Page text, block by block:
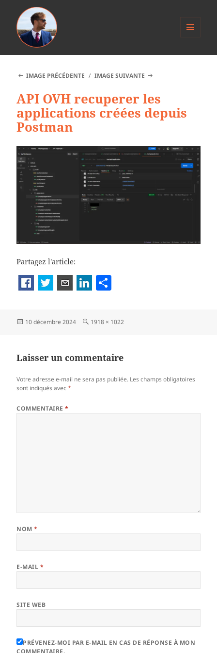
WIDGETS
IMAGE PRÉCÉDENTE IMAGE SUIVANTE
API OVH recuperer les
applications créées depuis
Postman
Partagez l'article:
a
er
Publié
10 décembre 2024
Taille
1918 × 1022
Laisser un commentaire
Votre adresse e-mail ne sera pas publiée. Les champs obligatoires
sont indiqués avec*
COMMENTAIRE*
NOM*
E-MAIL *
SITE WEB
PRÉVENEZ-MOI PAR E-MAIL EN CAS DE RÉPONSE À MON
COMMENTAIRE.